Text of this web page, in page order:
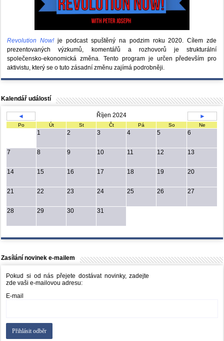
Revolution Now! je podcast spuštěný na podzim roku 2020.Cílem zde
prezentovaných výzkumů, komentářů a rozhovorů je strukturální
společensko-ekonomická změna. Tento program je určen především pro
aktivistu, který se o tuto zásadní změnu zajímá podrobněji.
Kalendář událostí
◄ Říjen 2024 ►
Po Út St Čt Pá So Ne
1 2 3 4 5 6
7 8 9 10 11 12 13
14 15 16 17 18 19 20
21 22 23 24 25 26 27
28 29 30 31
Zasílání novinek e-mailem
Pokud si od nás přejete dostávat novinky, zadejte
zde vaši e-mailovou adresu:
E-mail